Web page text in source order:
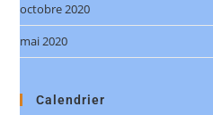
octobre 2020
mai 2020
Calendrier